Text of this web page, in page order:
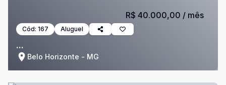
Cód: 167 Aluguel
...
Belo Horizonte - MG
R$ 40.000,00 / mês